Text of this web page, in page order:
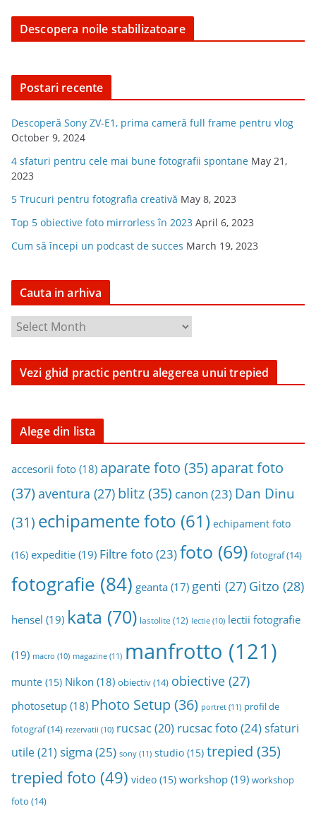
Descopera noile stabilizatoare
Postari recente
Descoperă Sony ZV-E1, prima cameră full frame pentru vlog
October 9, 2024
4 sfaturi pentru cele mai bune fotografii spontane May 21,
2023
5 Trucuri pentru fotografia creativă May 8, 2023
Top 5 obiective foto mirrorless în 2023 April 6, 2023
Cum să începi un podcast de succes March 19, 2023
Cauta in arhiva
a
u
a
r
i
v
Vezi ghid practic pentru alegerea unui trepied
Alege din lista
accesorii foto (18) aparate foto (35) aparat foto
(37) aventura (27) blitz(35) canon (23) Dan Dinu
(31) echipamente foto (61) echipament foto
(16) expeditie (19) Filtre foto(23)foto (69) fotograf(14)
fotografie (84) geanta (17) genti (27) Gitzo (28)
hensel (19) kata (70) lastolite (12) lectie (10) lectii fotografie
(19) macro (10) magazine (11) manfrotto (121)
munte (15) Nikon (18) obiectiv(14) obiective (27)
photosetup (18) Photo Setup(36) portret (11) profil de
fotograf(14) rezervatii (10) rucsac (20) rucsac foto(24)sfaturi
utile(21) sigma (25) sony (11) studio (15) trepied (35)
trepied foto (49) video (15) workshop (19) workshop
foto (14)